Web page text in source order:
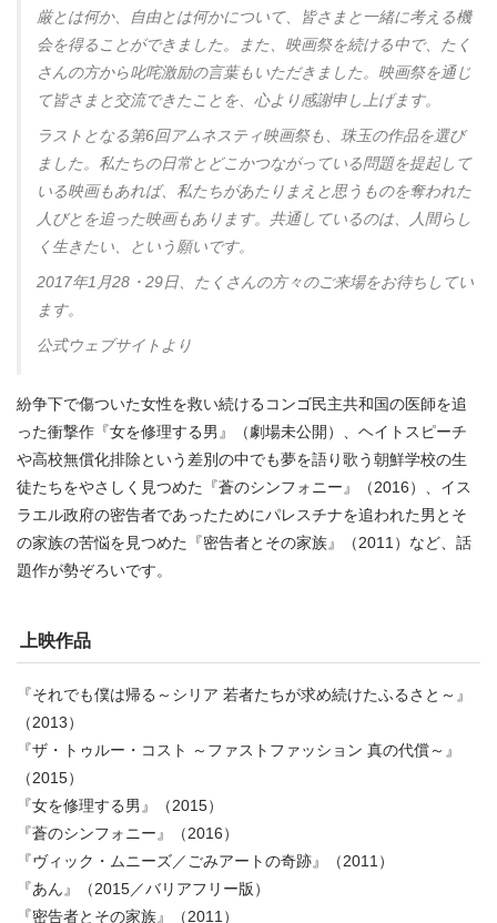
厳とは何か、自由とは何かについて、皆さまと一緒に考える機
会を得ることができました。また、映画祭を続ける中で、たく
さんの方から叱咤激励の言葉もいただきました。映画祭を通じ
て皆さまと交流できたことを、心より感謝申し上げます。
ラストとなる第6回アムネスティ映画祭も、珠玉の作品を選び
ました。私たちの日常とどこかつながっている問題を提起して
いる映画もあれば、私たちがあたりまえと思うものを奪われた
人びとを追った映画もあります。共通しているのは、人間らし
く生きたい、という願いです。
2017年1月28・29日、たくさんの方々のご来場をお待ちしてい
ます。
公式ウェブサイトより
紛争下で傷ついた女性を救い続けるコンゴ民主共和国の医師を追
った衝撃作『女を修理する男』（劇場未公開）、ヘイトスピーチ
や高校無償化排除という差別の中でも夢を語り歌う朝鮮学校の生
徒たちをやさしく見つめた『蒼のシンフォニー』（2016）、イス
ラエル政府の密告者であったためにパレスチナを追われた男とそ
の家族の苦悩を見つめた『密告者とその家族』（2011）など、話
題作が勢ぞろいです。
上映作品
『それでも僕は帰る～シリア 若者たちが求め続けたふるさと～』
（2013）
『ザ・トゥルー・コスト ～ファストファッション 真の代償～』
（2015）
『女を修理する男』（2015）
『蒼のシンフォニー』（2016）
『ヴィック・ムニーズ／ごみアートの奇跡』（2011）
『あん』（2015／バリアフリー版）
『密告者とその家族』（2011）